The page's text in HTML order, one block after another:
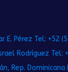
E. Pérez Tel: +52
Rodríguez Tel:
Rep. Dominicana